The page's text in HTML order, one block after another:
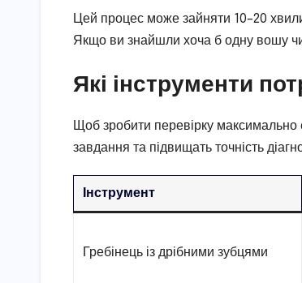
Цей процес може зайняти 10–20
Якщо ви знайшли хоча б одну вошу
Які інструменти
Щоб зробити перевірку максимально
завдання та підвищать точність
Інструмент
Гребінець із дрібними зубцями